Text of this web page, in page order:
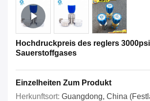
Hochdruckpreis des reglers
Sauerstoffgases
Einzelheiten Zum Produkt
Herkunftsort: Guangdong, China